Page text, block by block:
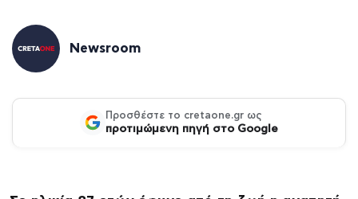
Newsroom
Προσθέστε το cretaone.gr ως
προτιμώμενη πηγή στο Google